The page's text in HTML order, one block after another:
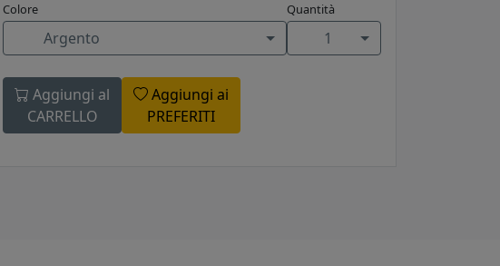
Colore
Argento
Quantità
1
Aggiungi al
CARRELLO
Aggiungi ai
PREFERITI